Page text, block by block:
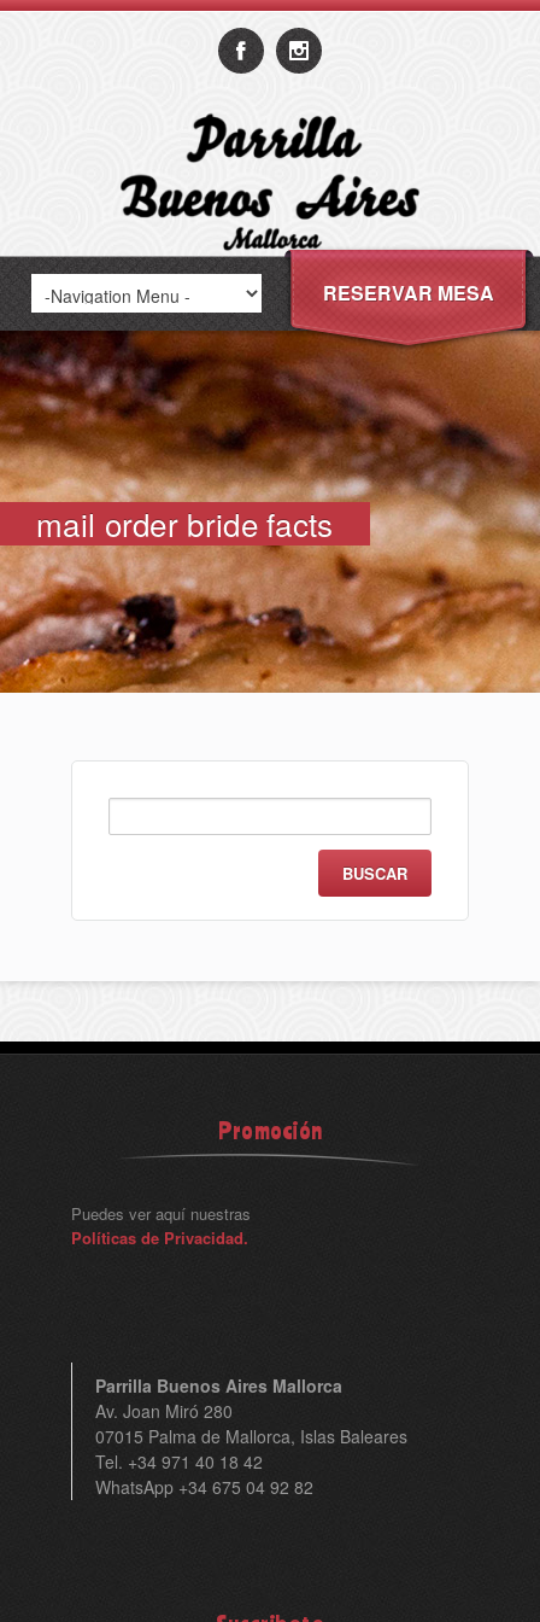
RESERVAR MESA
mail order bride facts
Promoción
Puedes ver aquí nuestras
Políticas de Privacidad.
Parrilla Buenos Aires Mallorca
Av. Joan Miró 280
07015 Palma de Mallorca, Islas Baleares
Tel. +34 971 40 18 42
WhatsApp +34 675 04 92 82